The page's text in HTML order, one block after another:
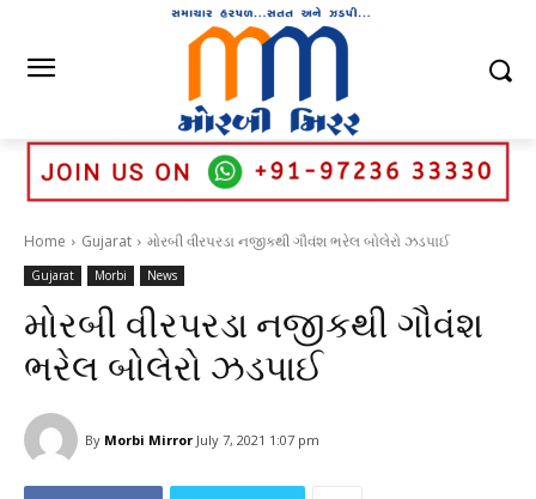
Home Gujarat મોરબી વીરપરડા નજીકથી ગૌવંશ ભરેલ બોલેરો ઝડપાઈ
Gujarat Morbi News
મોરબી વીરપરડા નજીકથી ગૌવંશ
ભરેલ બોલેરો ઝડપાઈ
By Morbi Mirror July 7, 2021 1:07 pm